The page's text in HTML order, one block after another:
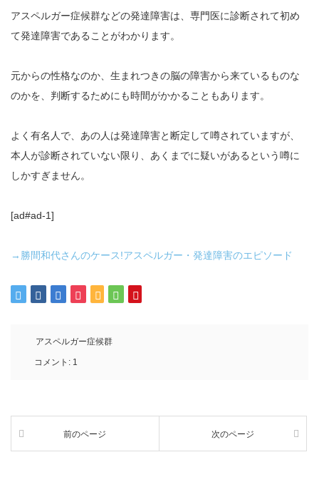
アスペルガー症候群などの発達障害は、専門医に診断されて初め
て発達障害であることがわかります。
元からの性格なのか、生まれつきの脳の障害から来ているものな
のかを、判断するためにも時間がかかることもあります。
よく有名人で、あの人は発達障害と断定して噂されていますが、
本人が診断されていない限り、あくまでに疑いがあるという噂に
しかすぎません。
[ad#ad-1]
→勝間和代さんのケース!アスペルガー・発達障害のエピソード
アスペルガー症候群
コメント: 1
前のページ 次のページ